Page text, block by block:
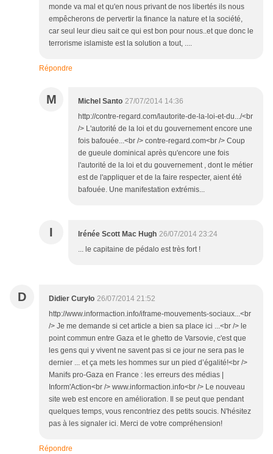
monde va mal et qu'en nous privant de nos libertés ils nous
empêcherons de pervertir la finance la nature et la société,
car seul leur dieu sait ce qui est bon pour nous..et que donc le
terrorisme islamiste est la solution a tout, ....
Répondre
M Michel Santo 27/07/2014 14:36
http://contre-regard.com/lautorite-de-la-loi-et-du.../<br
/> L'autorité de la loi et du gouvernement encore une
fois bafouée...<br /> contre-regard.com<br /> Coup
de gueule dominical après qu'encore une fois
l'autorité de la loi et du gouvernement , dont le métier
est de l'appliquer et de la faire respecter, aient été
bafouée. Une manifestation extrémis...
I Irénée Scott Mac Hugh 26/07/2014 23:24
... le capitaine de pédalo est très fort !
D Didier Curyło 26/07/2014 21:52
http://www.informaction.info/iframe-mouvements-sociaux...<br
/> Je me demande si cet article a bien sa place ici ...<br /> le
point commun entre Gaza et le ghetto de Varsovie, c'est que
les gens qui y vivent ne savent pas si ce jour ne sera pas le
dernier ... et ça mets les hommes sur un pied d’égalité!<br />
Manifs pro-Gaza en France : les erreurs des médias |
Inform'Action<br /> www.informaction.info<br /> Le nouveau
site web est encore en amélioration. Il se peut que pendant
quelques temps, vous rencontriez des petits soucis. N'hésitez
pas à les signaler ici. Merci de votre compréhension!
Répondre